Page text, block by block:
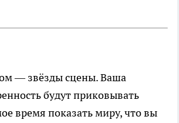
— звёзды сцены. Ваша
будут приковывать
время показать миру, что вы